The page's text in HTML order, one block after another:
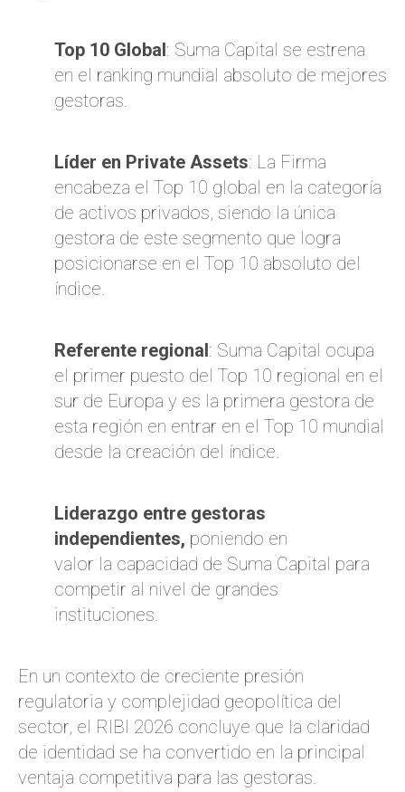
Top 10 Global: Suma Capital se estrena
en el ranking mundial absoluto de mejores
gestoras.
Líder en Private Assets: La Firma
encabeza el Top 10 global en la categoría
de activos privados, siendo la única
gestora de este segmento que logra
posicionarse en el Top 10 absoluto del
índice.
Referente regional: Suma Capital ocupa
el primer puesto del Top 10 regional en el
sur de Europa y es la primera gestora de
esta región en entrar en el Top 10 mundial
desde la creación del índice.
Liderazgo entre gestoras
independientes, poniendo en
valor la capacidad de Suma Capital para
competir al nivel de grandes
instituciones.
En un contexto de creciente presión
regulatoria y complejidad geopolítica del
sector, el RIBI 2026 concluye que la claridad
de identidad se ha convertido en la principal
ventaja competitiva para las gestoras.